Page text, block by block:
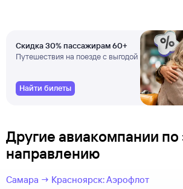
Скидка 30% пассажирам 60+
Путешествия на поезде с выгодой
Найти билеты
Другие авиакомпании
направлению
Самара → Красноярск: Аэрофлот